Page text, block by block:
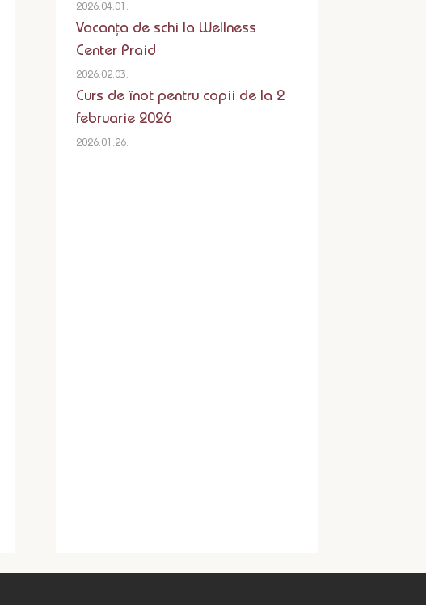
2026.04.01.
Vacanța de schi la Wellness
Center Praid
2026.02.03.
Curs de înot pentru copii de la 2
februarie 2026
2026.01.26.